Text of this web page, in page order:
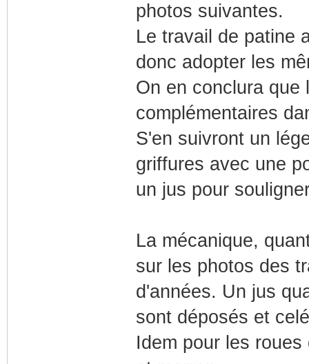
photos suivantes.
Le travail de patine
donc adopter les
On en conclura que
complémentaires
S'en suivront un
griffures avec une
un jus pour
La mécanique,
sur les photos des
d'années. Un jus
sont déposés et
Idem pour les